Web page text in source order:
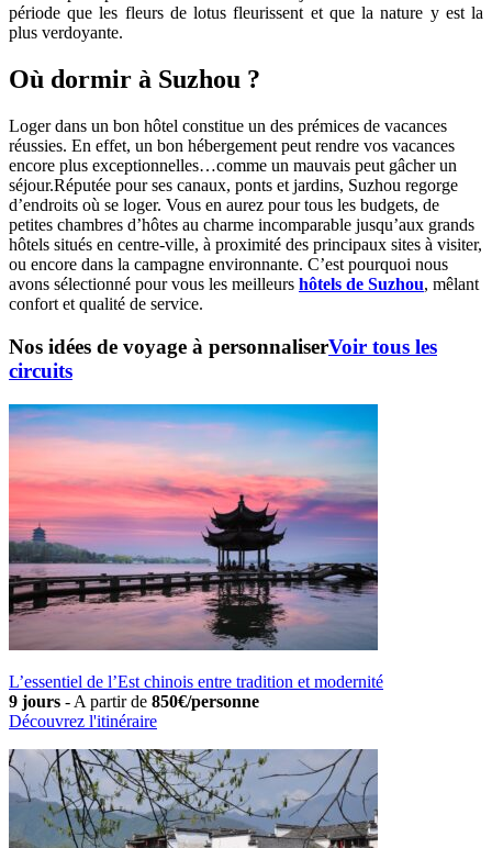
période que les fleurs de lotus fleurissent et que la nature y est la
plus verdoyante.
Où dormir à Suzhou ?
Loger dans un bon hôtel constitue un des prémices de vacances
réussies. En effet, un bon hébergement peut rendre vos vacances
encore plus exceptionnelles…comme un mauvais peut gâcher un
séjour.Réputée pour ses canaux, ponts et jardins, Suzhou regorge
d’endroits où se loger. Vous en aurez pour tous les budgets, de
petites chambres d’hôtes au charme incomparable jusqu’aux grands
hôtels situés en centre-ville, à proximité des principaux sites à visiter,
ou encore dans la campagne environnante. C’est pourquoi nous
avons sélectionné pour vous les meilleurs hôtels de Suzhou, mêlant
confort et qualité de service.
Nos idées de voyage à personnaliserVoir tous les
circuits
L’essentiel de l’Est chinois entre tradition et modernité
9 jours - A partir de 850€/personne
Découvrez l'itinéraire